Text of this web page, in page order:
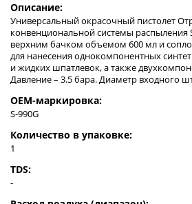
Описание:
Универсальный окрасочный пистолет
конвенциональной системы распыления
верхним бачком объемом 600 мл и
для нанесения однокомпонентных
и жидких шпатлевок, а также
Давление – 3.5 бара. Диаметр входного
OEM-маркировка:
S-990G
Количество в упаковке:
1
TDS:
-